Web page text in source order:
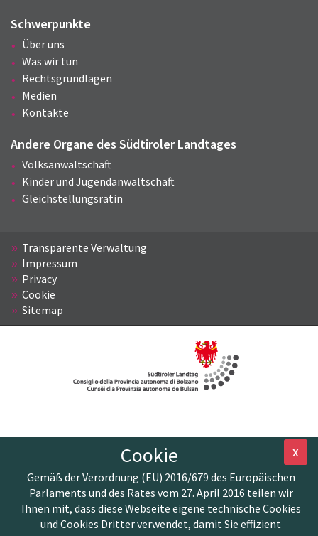
Schwerpunkte
Über uns
Was wir tun
Rechtsgrundlagen
Medien
Kontakte
Andere Organe des Südtiroler Landtages
Volksanwaltschaft
Kinder und Jugendanwaltschaft
Gleichstellungsrätin
Transparente Verwaltung
Impressum
Privacy
Cookie
Sitemap
X
Cookie
Gemäß der Verordnung (EU) 2016/679 des Europäischen
Parlaments und des Rates vom 27. April 2016 teilen wir
Ihnen mit, dass diese Webseite eigene technische Cookies
und Cookies Dritter verwendet, damit Sie effizient